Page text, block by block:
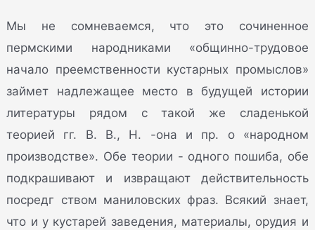
Мы не сомневаемся, что это сочиненное
пермскими народниками «общинно-трудовое
начало преемственности кустарных промыслов»
займет надлежащее место в будущей истории
литературы рядом с такой же сладенькой
теорией гг. В. В., Н. -она и пр. о «народном
производстве». Обе теории - одного пошиба, обе
подкрашивают и извращают действительность
посредг ством маниловских фраз. Всякий знает,
что и у кустарей заведения, материалы, орудия и